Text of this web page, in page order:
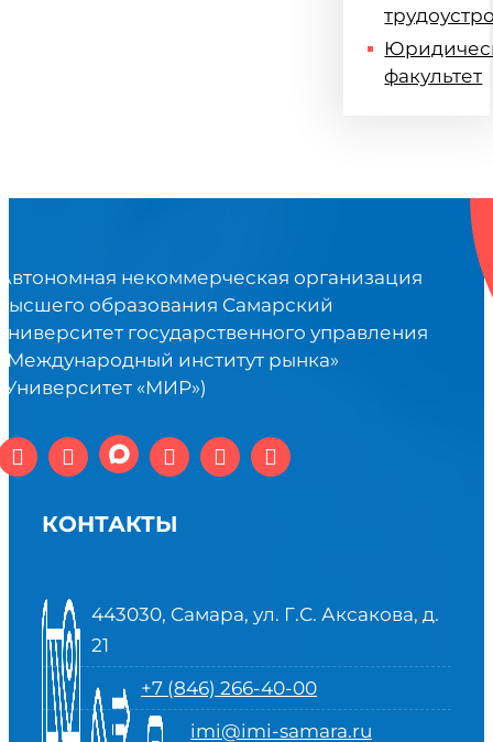
факультет
некоммерческая организация
образования Самарский
государственного управления
институт рынка»
«МИР»)
КОНТАКТЫ
443030, Самара, ул. Г.С. Аксакова, д.
21
+7 (846) 266-40-00
imi@imi-samara.ru